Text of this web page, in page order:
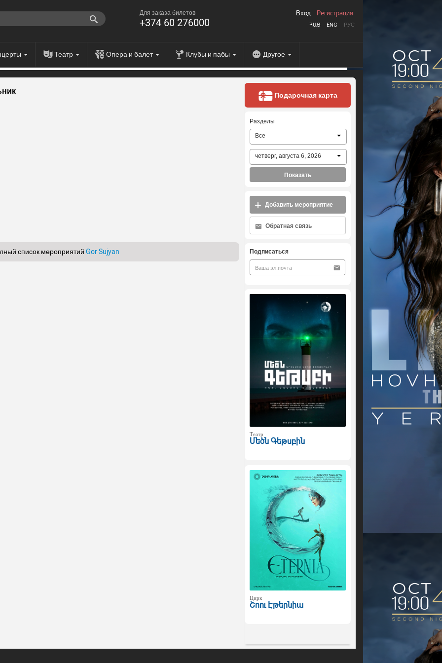
Для заказа билетов
+374 60 276000 ՀԱՅ ENG РУС
Вход Регистрация
Театр Опера и балет Клубы и пабы Другое
список мероприятий Gor Sujyan
Подарочная карта
Разделы
Все
четверг, августа 6, 2026
Показать
Добавить мероприятие
Обратная связь
Подписаться
Театр
Մեծն Գեթսբին
Цирк
Շոու Էթերնիա